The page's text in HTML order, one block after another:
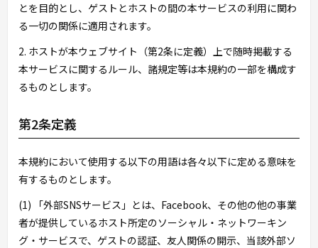
とを目的とし、ゲストとホストの間の本サービスの利用に関わ
る一切の関係に適用されます。
2. ホストが本ウェブサイト（第2条に定義）上で随時掲載する
本サービスに関するルール、諸規定等は本規約の一部を構成す
るものとします。
第2条定義
本規約において使用する以下の用語は各々以下に定める意味を
有するものとします。
(1) 「外部SNSサービス」とは、Facebook、その他の他の事業
者が提供しているホスト所定のソーシャル・ネットワーキン
グ・サービスで、ゲストの認証、友人関係の開示、当該外部ソ